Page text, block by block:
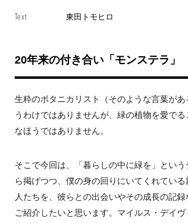
Text 東田トモヒロ
20年来の付き合い「モンステラ」
生粋のボタニカリスト（そのような言葉が
うわけではありませんが、緑の植物を愛で
なほうではありません。
そこで今回は、「暮らしの中に緑を」とい
ら掲げつつ、僕の身の回りにいてくれてい
人たちを、彼らとの出会いやその成長の記
ご紹介したいと思います。マイルス・デイヴ